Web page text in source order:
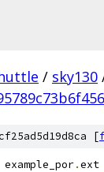
/ sky130
[
example_por.ext